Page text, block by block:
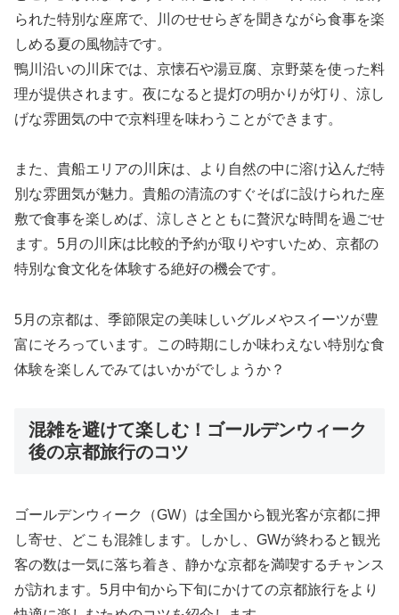
られた特別な座席で、川のせせらぎを聞きながら食事を楽
しめる夏の風物詩です。
鴨川沿いの川床では、京懐石や湯豆腐、京野菜を使った料
理が提供されます。夜になると提灯の明かりが灯り、涼し
げな雰囲気の中で京料理を味わうことができます。
また、貴船エリアの川床は、より自然の中に溶け込んだ特
別な雰囲気が魅力。貴船の清流のすぐそばに設けられた座
敷で食事を楽しめば、涼しさとともに贅沢な時間を過ごせ
ます。5月の川床は比較的予約が取りやすいため、京都の
特別な食文化を体験する絶好の機会です。
5月の京都は、季節限定の美味しいグルメやスイーツが豊
富にそろっています。この時期にしか味わえない特別な食
体験を楽しんでみてはいかがでしょうか？
混雑を避けて楽しむ！ゴールデンウィーク
後の京都旅行のコツ
ゴールデンウィーク（GW）は全国から観光客が京都に押
し寄せ、どこも混雑します。しかし、GWが終わると観光
客の数は一気に落ち着き、静かな京都を満喫するチャンス
が訪れます。5月中旬から下旬にかけての京都旅行をより